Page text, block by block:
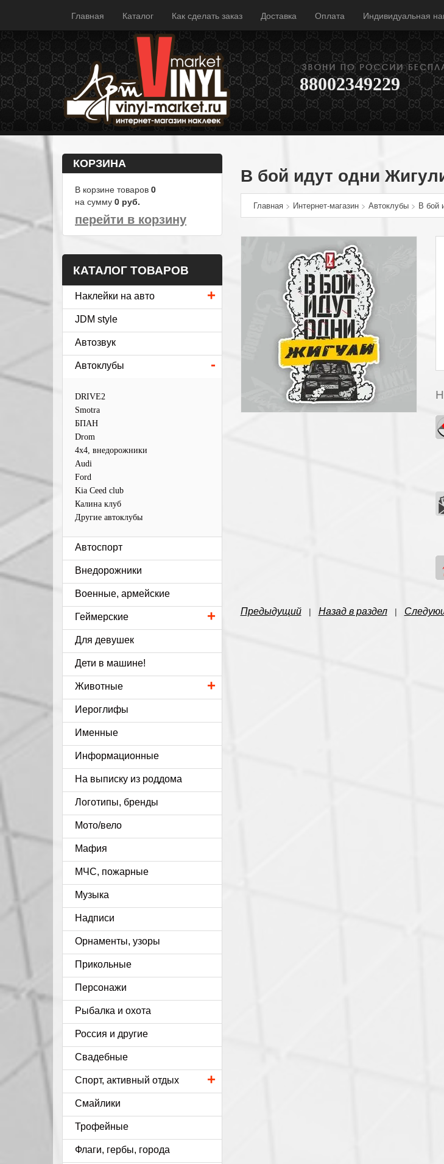
Главная Каталог Как сделать заказ Доставка Оплата Индивидуальная
88002349229
В бой идут одни
Главная> Интернет-магазин> Автоклубы> В бой
Предыдущий| Назад в раздел|
КОРЗИНА
В корзине товаров 0
на сумму 0 руб.
перейти в корзину
КАТАЛОГ ТОВАРОВ
+
Наклейки на авто
JDM style
Автозвук
-
Автоклубы
DRIVE2
Smotra
БПАН
Drom
4х4, внедорожники
Audi
Ford
Kia Ceed club
Калина клуб
Другие автоклубы
Автоспорт
Внедорожники
Военные, армейские
+
Геймерские
Для девушек
Дети в машине!
+
Животные
Иероглифы
Именные
Информационные
На выписку из роддома
Логотипы, бренды
Мото/вело
Мафия
МЧС, пожарные
Музыка
Надписи
Орнаменты, узоры
Прикольные
Персонажи
Рыбалка и охота
Россия и другие
Свадебные
+
Спорт, активный отдых
Смайлики
Трофейные
Флаги, гербы, города